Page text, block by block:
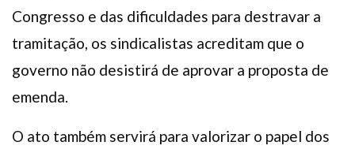
Congresso e das dificuldades para destravar a
tramitação, os sindicalistas acreditam que o
governo não desistirá de aprovar a proposta de
emenda.
O ato também servirá para valorizar o papel dos